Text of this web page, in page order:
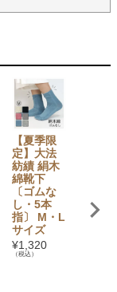
【夏季限
定】大法
紡績 絹木
綿靴下
〔ゴムな
し・5本
指〕 M・L
サイズ
¥1,320
（税込）
プ6本
ト（い